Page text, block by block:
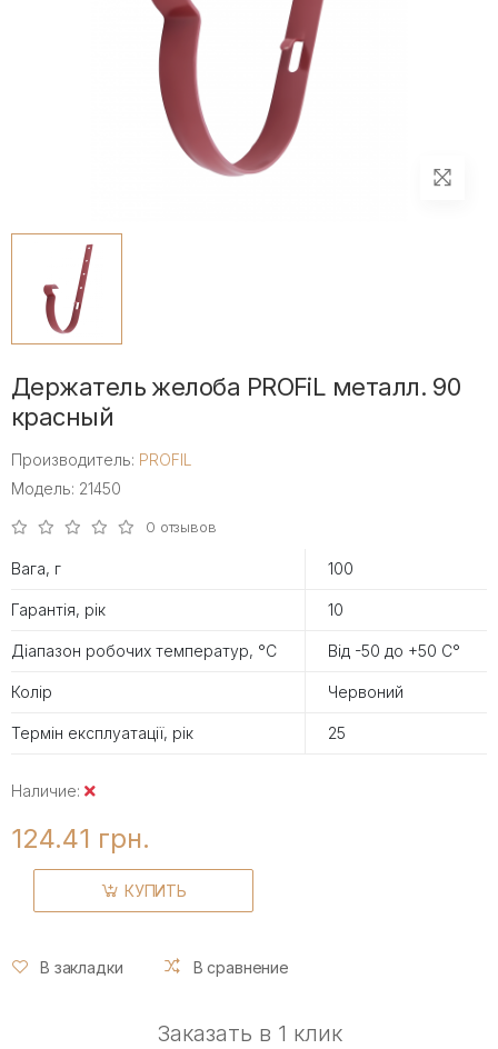
Держатель желоба PROFiL металл. 90
красный
Производитель: PROFIL
Модель: 21450
0 отзывов
Вага, г 100
Гарантія, рік 10
Діапазон робочих температур, °С Від -50 до +50 С°
Колір Червоний
Термін експлуатації, рік 25
Наличие:
124.41 грн.
КУПИТЬ
В закладки В сравнение
Заказать в 1 клик